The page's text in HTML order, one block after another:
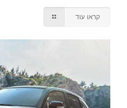
קראו עוד